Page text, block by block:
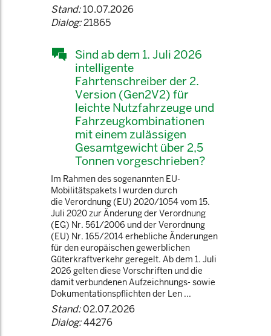
Stand:10.07.2026
Dialog:21865
Sind ab dem 1. Juli 2026
intelligente
Fahrtenschreiber der 2.
Version (Gen2V2) für
leichte Nutzfahrzeuge und
Fahrzeugkombinationen
mit einem zulässigen
Gesamtgewicht über 2,5
Tonnen vorgeschrieben?
Im Rahmen des sogenannten EU-
Mobilitätspakets I wurden durch
die Verordnung (EU) 2020/1054 vom 15.
Juli 2020 zur Änderung der Verordnung
(EG) Nr. 561/2006 und der Verordnung
(EU) Nr. 165/2014 erhebliche Änderungen
für den europäischen gewerblichen
Güterkraftverkehr geregelt. Ab dem 1. Juli
2026 gelten diese Vorschriften und die
damit verbundenen Aufzeichnungs- sowie
Dokumentationspflichten der Len ...
Stand:02.07.2026
Dialog:44276